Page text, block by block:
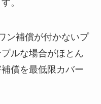
。
ン補償が付かないプ
ルな場合がほとん
償を最低限カバー